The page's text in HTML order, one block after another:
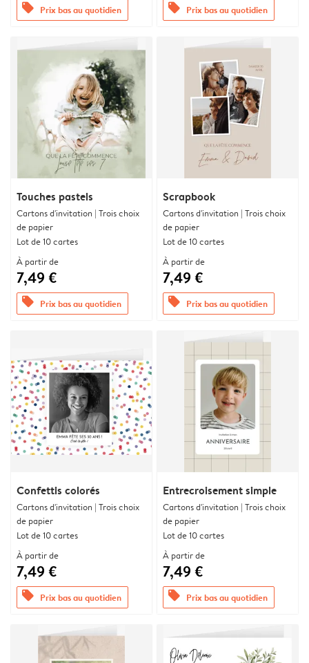
offers Prix bas au quotidien offers Prix bas au quotidien
Touches pastels
Cartons d'invitation | Trois choix
de papier
Lot de 10 cartes
À partir de
7,49 €
offers Prix bas au quotidien
Scrapbook
Cartons d'invitation | Trois choix
de papier
Lot de 10 cartes
À partir de
7,49 €
offers Prix bas au quotidien
Confettis colorés
Cartons d'invitation | Trois choix
de papier
Lot de 10 cartes
À partir de
7,49 €
offers Prix bas au quotidien
Entrecroisement simple
Cartons d'invitation | Trois choix
de papier
Lot de 10 cartes
À partir de
7,49 €
offers Prix bas au quotidien